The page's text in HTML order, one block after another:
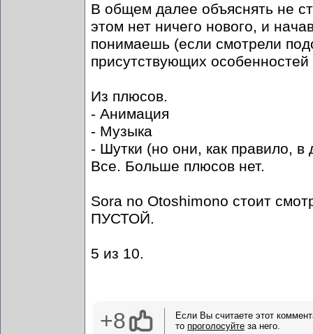
В общем далее объяснять не
этом нет ничего нового, и
понимаешь (если смотрели
присутствующих
Из плюсов.
- Анимация
- Музыка
- Шутки (но они, как правило, в
Все. Больше плюсов нет.
Sora no Otoshimono стоит
ПУСТОЙ.
5 из 10.
+8
Если Вы считаете этот
то проголосуйте за него.